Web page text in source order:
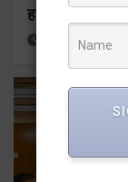
हर घर तिरंगा
6 hours ago